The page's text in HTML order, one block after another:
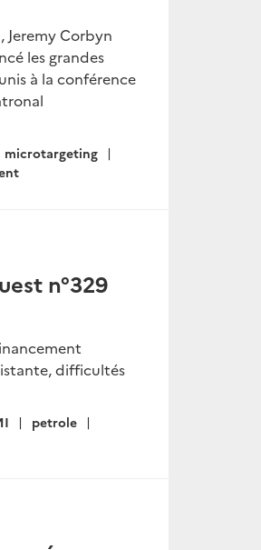
Jeremy Corbyn
les grandes
à la conférence
microtargeting
n°329
difficultés
petrole